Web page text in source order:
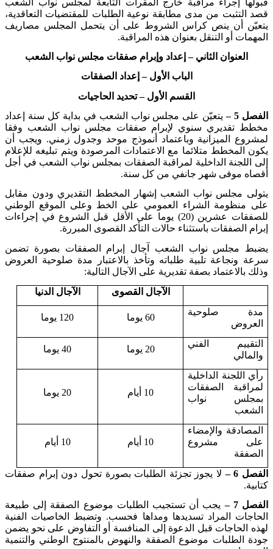
قصد التثبت من مدى مطابقة نوعية الطلبات للمقتضيات التعاقدية،
يتعيّن أن ينص كراس الشروط على أن يتحمل المجلس مصاريف
المهمات أو التنقل بعنوان هذه المراقبة.
العنوان الثاني – إعداد وإبرام صفقات مجلس نواب الشعب
الباب الأول – إعداد الصفقات
القسم الأول – تحديد الحاجيات
الفصل 5 –
يتعيّن على مجلس نواب الشعب في بداية كل سنة إعداد
مخطط تقديري سنوي لإبرام صفقات مجلس نواب الشعب وفقا
لمشروع الميزانية وباعتماد أنموذج موحد وجدول زمني. ويجب أن
يكون المخطط متلائما مع الاعتمادات المرصودة ويتم تبليغه للإعلام
إلى اللجنة الداخلية لمراقبة الصفقات بمجلس نواب الشعب في أجل
أقصاه موفى شهر جانفي من كل سنة.
يتولى مجلس نواب الشعب إشهار المخطط التقديري ودون مقابل
على منظومة الشراء العمومي على الخط وعلى الموقع الوطني
للصفقات عشرين (20) يوما على الأقل قبل الشروع في إجراءات
إبرام الصفقات باستثناء حالات التأكد القصوى المبررة.
يضبط مجلس نواب الشعب آجال إبرام الصفقات بصورة تضمن
سرعة ونجاعة تلبية طلباته وتأخذ بالاعتبار مدة صلوحية العروض
وذلك بالاعتماد بصفة تقديرية على الآجال التالية:
الآجال القصوى
الآجال الدنيا
مدة صلوحية
العروض
60 يوما 120 يوما
التقييم الفني
والمالي
20 يوما 40 يوما
رأي اللجنة الداخلية
لمراقبة الصفقات
بمجلس نواب
الشعب
10 أيام 20 يوما
المصادقة والإمضاء
على مشروع
الصفقة
10 أيام 10 أيام
الفصل 6 –
لا يجوز تجزئة الطلبات بصورة تحول دون إبرام صفقات
كتابية.
الفصل 7 –
يجب أن تستجيب الطلبات موضوع الصفقة إلى طبيعة
الحاجات المراد تسديدها ومداها فحسب. وتضبط الخاصيات الفنية
لهذه الحاجات قبل الدعوة إلى المنافسة أو التفاوض على نحو يضمن
جودة الطلبات موضوع الصفقة والنهوض بالمنتوج الوطني والتنمية